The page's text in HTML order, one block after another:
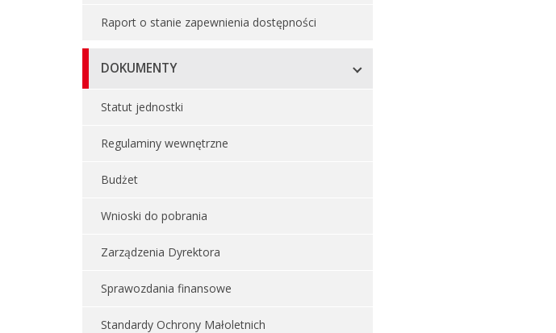
Raport o stanie zapewnienia dostępności
DOKUMENTY
Statut jednostki
Regulaminy wewnętrzne
Budżet
Wnioski do pobrania
Zarządzenia Dyrektora
Sprawozdania finansowe
Standardy Ochrony Małoletnich